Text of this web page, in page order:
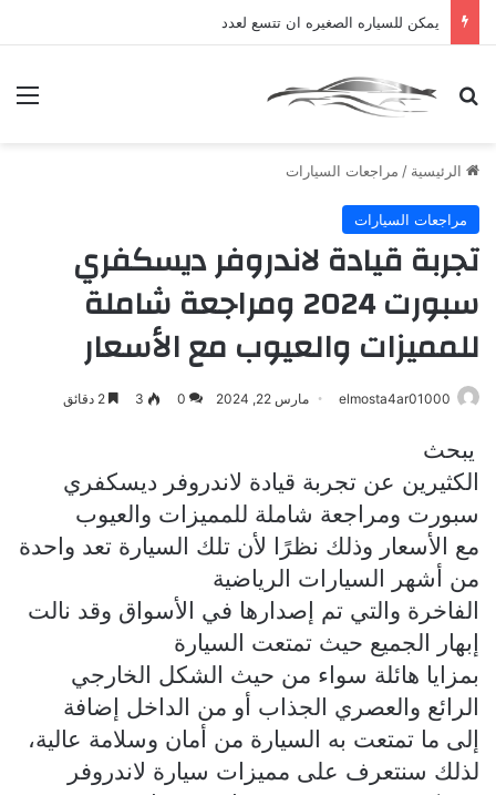
يمكن للسياره الصغيره ان تتسع لعدد
بحث عن
الرئيسية / مراجعات السيارات
مراجعات السيارات
تجربة قيادة لاندروفر ديسكفري
سبورت 2024 ومراجعة شاملة
للمميزات والعيوب مع الأسعار
elmosta4ar01000 مارس 22, 2024 0
3
يبحث
الكثيرين عن تجربة قيادة لاندروفر ديسكفري
سبورت ومراجعة شاملة للمميزات والعيوب
مع الأسعار وذلك نظرًا لأن تلك السيارة تعد واحدة
من أشهر السيارات الرياضية
الفاخرة والتي تم إصدارها في الأسواق وقد نالت
إبهار الجميع حيث تمتعت السيارة
بمزايا هائلة سواء من حيث الشكل الخارجي
الرائع والعصري الجذاب أو من الداخل إضافة
إلى ما تمتعت به السيارة من أمان وسلامة عالية،
لذلك سنتعرف على مميزات سيارة لاندروفر